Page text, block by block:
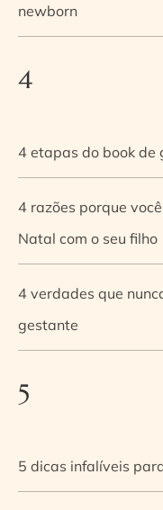
newborn
4
4 etapas do book de
4 razões porque
Natal com o seu filho
4 verdades que
gestante
5
5 dicas infalíveis